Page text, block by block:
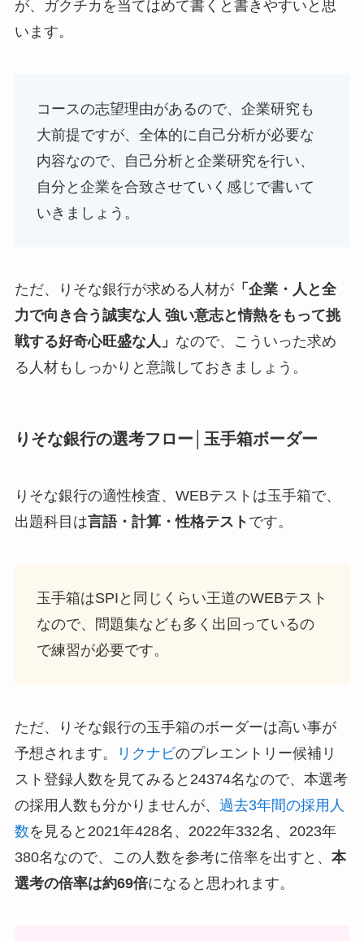
が、ガクチカを当てはめて書くと書きやすいと思
います。
コースの志望理由があるので、企業研究も
大前提ですが、全体的に自己分析が必要な
内容なので、自己分析と企業研究を行い、
自分と企業を合致させていく感じで書いて
いきましょう。
ただ、りそな銀行が求める人材が「企業・人と全
力で向き合う誠実な人 強い意志と情熱をもって挑
戦する好奇心旺盛な人」 なので、こういった求め
る人材もしっかりと意識しておきましょう。
りそな銀行の選考フロー│玉手箱ボーダー
りそな銀行の適性検査、WEBテストは玉手箱で、
出題科目は言語・計算・性格テスト です。
玉手箱はSPIと同じくらい王道のWEBテスト
なので、問題集なども多く出回っているの
で練習が必要です。
ただ、りそな銀行の玉手箱のボーダーは高い事が
予想されます。
リクナビのプレエントリー候補リ
スト登録人数を見てみると24374名なので、本選考
の採用人数も分かりませんが、 過去3年間の採用人
数を見ると2021年428名、2022年332名、2023年
380名なので、この人数を参考に倍率を出すと、 本
選考の倍率は約69倍になると思われます。